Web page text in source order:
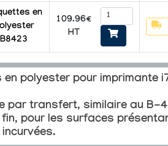
en
B8423
109.96€
HT
en polyester pour imprimante
par transfert, similaire au B-
pour les surfaces